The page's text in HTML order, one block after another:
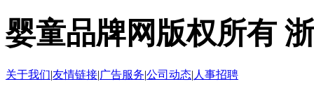
婴童品牌网版权所有
关于我们|友情链接|广告服务|公司动态| 人事招聘